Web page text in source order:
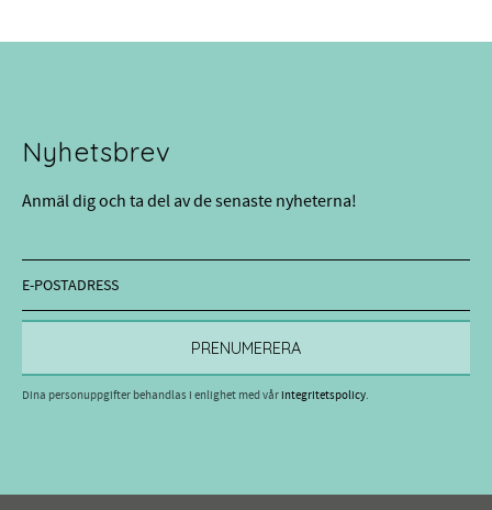
Nyhetsbrev
Anmäl dig och ta del av de senaste nyheterna!
PRENUMERERA
Dina personuppgifter behandlas i enlighet med vårintegritetspolicy.